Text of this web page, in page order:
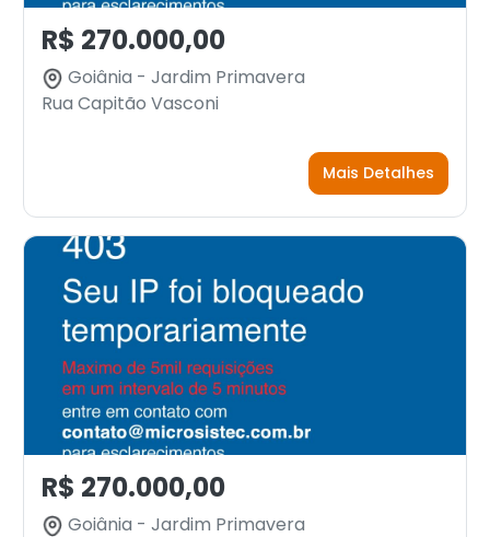
R$ 270.000,00
Goiânia - Jardim Primavera
Rua Capitão Vasconi
Mais Detalhes
R$ 270.000,00
Goiânia - Jardim Primavera